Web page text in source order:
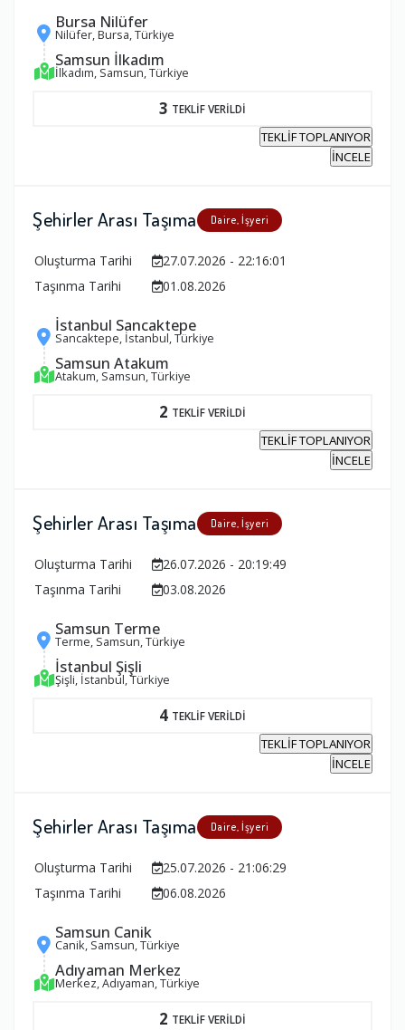
Bursa Nilüfer
Nilüfer, Bursa, Türkiye
Samsun İlkadım
İlkadım, Samsun, Türkiye
3 TEKLİF VERİLDİ
TEKLİF TOPLANIYOR
İNCELE
Şehirler Arası Taşıma Daire, İşyeri
Oluşturma Tarihi
27.07.2026 - 22:16:01
Taşınma Tarihi
01.08.2026
İstanbul Sancaktepe
Sancaktepe, İstanbul, Türkiye
Samsun Atakum
Atakum, Samsun, Türkiye
2 TEKLİF VERİLDİ
TEKLİF TOPLANIYOR
İNCELE
Şehirler Arası Taşıma Daire, İşyeri
Oluşturma Tarihi
26.07.2026 - 20:19:49
Taşınma Tarihi
03.08.2026
Samsun Terme
Terme, Samsun, Türkiye
İstanbul Şişli
Şişli, İstanbul, Türkiye
4 TEKLİF VERİLDİ
TEKLİF TOPLANIYOR
İNCELE
Şehirler Arası Taşıma Daire, İşyeri
Oluşturma Tarihi
25.07.2026 - 21:06:29
Taşınma Tarihi
06.08.2026
Samsun Canik
Canik, Samsun, Türkiye
Adıyaman Merkez
Merkez, Adıyaman, Türkiye
2 TEKLİF VERİLDİ